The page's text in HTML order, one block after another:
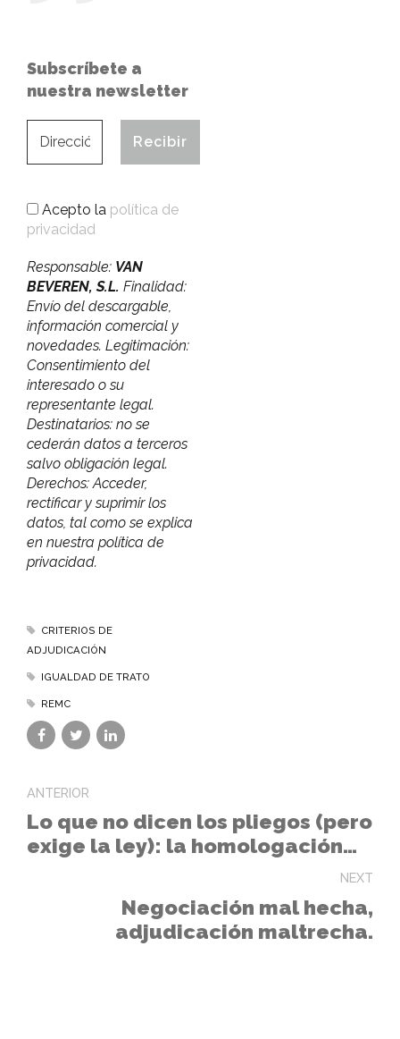
Subscríbete a
nuestra newsletter
Acepto la política de
privacidad
Responsable: VAN
BEVEREN, S.L. Finalidad:
Envío del descargable,
información comercial y
novedades. Legitimación:
Consentimiento del
interesado o su
representante legal.
Destinatarios: no se
cederán datos a terceros
salvo obligación legal.
Derechos: Acceder,
rectificar y suprimir los
datos, tal como se explica
en nuestra política de
privacidad.
CRITERIOS DE
ADJUDICACIÓN
IGUALDAD DE TRATO
REMC
ANTERIOR
Lo que no dicen los pliegos (pero
exige la ley): la homologación
NEXT
Negociación mal hecha,
adjudicación maltrecha.